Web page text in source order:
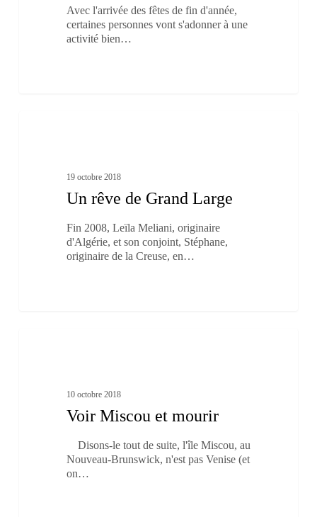
Avec l'arrivée des fêtes de fin d'année,
certaines personnes vont s'adonner à une
activité bien…
19 octobre 2018
Un rêve de Grand Large
Fin 2008, Leïla Meliani, originaire
d'Algérie, et son conjoint, Stéphane,
originaire de la Creuse, en…
10 octobre 2018
Voir Miscou et mourir
Disons-le tout de suite, l'île Miscou, au
Nouveau-Brunswick, n'est pas Venise (et
on…